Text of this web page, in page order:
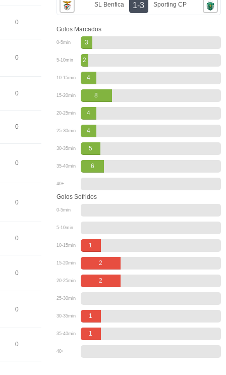
0
0
0
0
0
0
0
0
0
0
SL Benfica 1-3 Sporting CP
Golos Marcados
0-5min 3
5-10min 2
10-15min 4
15-20min 8
20-25min 4
25-30min 4
30-35min 5
35-40min 6
40+
Golos Sofridos
0-5min
5-10min
10-15min 1
15-20min 2
20-25min 2
25-30min
30-35min 1
35-40min 1
40+